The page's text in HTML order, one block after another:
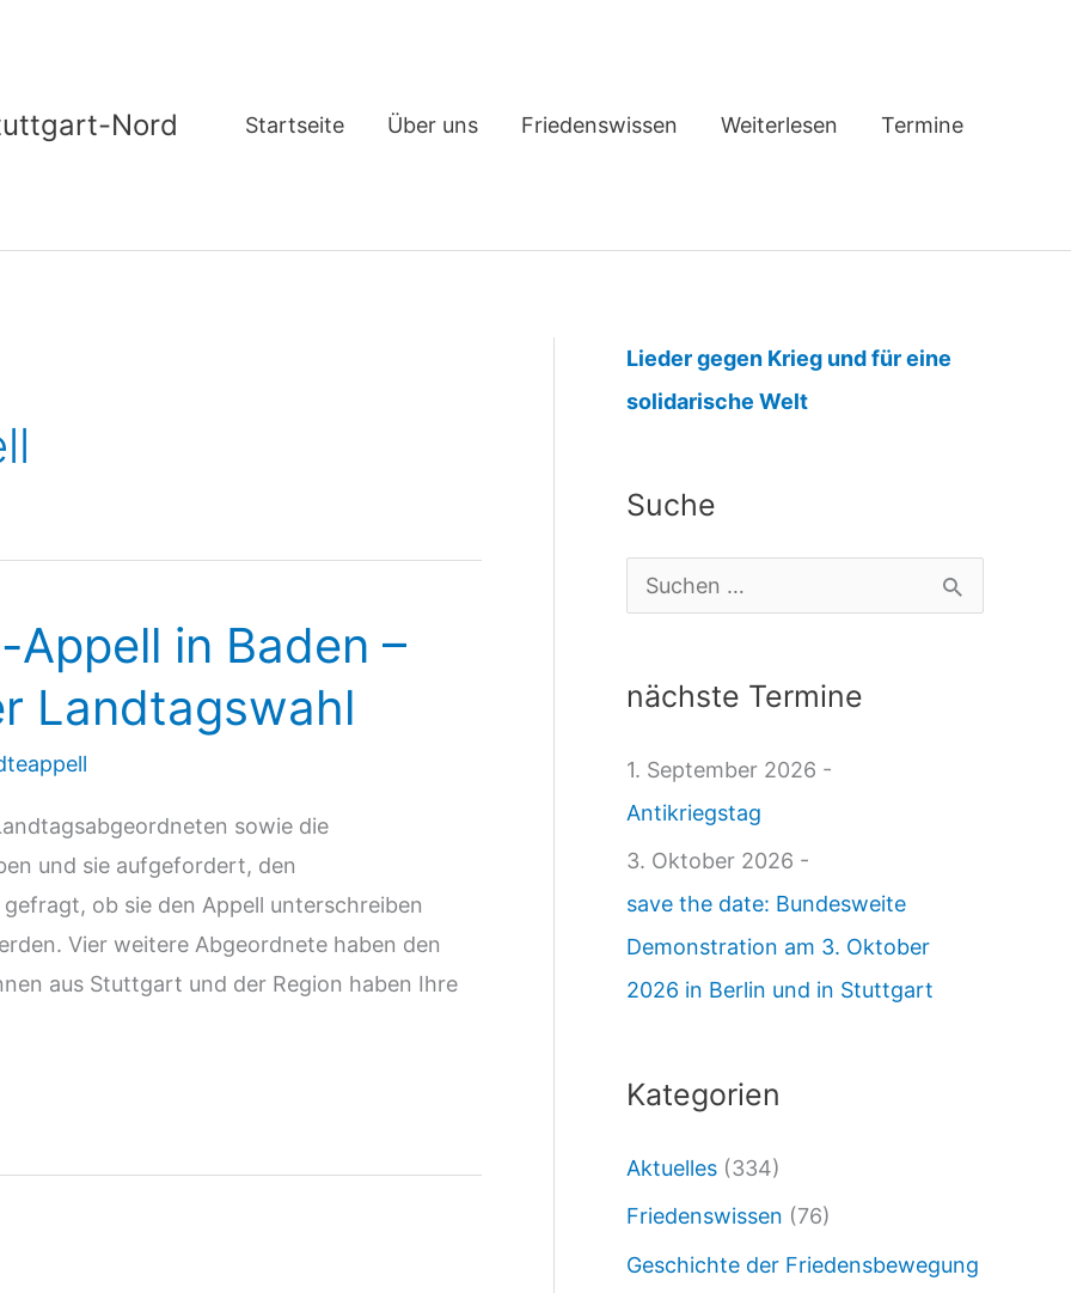
Nord Startseite Über uns Friedenswissen Weiterlesen Termine
in Baden –
Landtagswahl
sowie die
und sie aufgefordert, den
ob sie den Appell unterschreiben
Vier weitere Abgeordnete haben den
aus Stuttgart und der Region haben Ihre
Lieder gegen Krieg und für eine
solidarische Welt:
A
g
n
e
t
p
p
Suche
u
hnächste Termine
1. September 2026 -
Antikriegstag
3. Oktober 2026 -
save the date: Bundesweite
Demonstration am 3. Oktober
2026 in Berlin und in Stuttgart
Kategorien
Aktuelles (334)
Friedenswissen (76)
Geschichte der Friedensbewegung